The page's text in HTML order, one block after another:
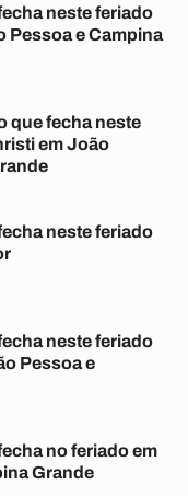
neste feriado
Pessoa e Campina
que fecha neste
em João
neste feriado
neste feriado
Pessoa e
no feriado em
Grande